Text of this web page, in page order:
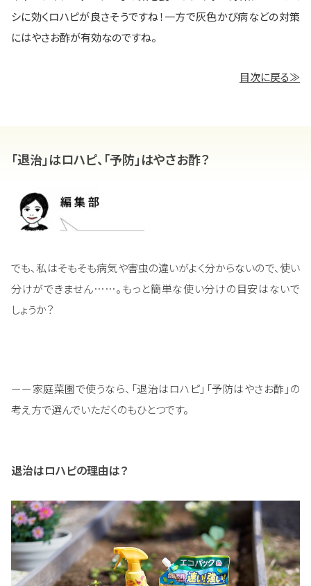
シに効くロハピが良さそうですね！一方で灰色かび病などの対策
にはやさお酢が有効なのですね。
目次に戻る≫
「退治」はロハピ、「予防」はやさお酢？
でも、私はそもそも病気や害虫の違いがよく分からないので、使い
分けができません……。もっと簡単な使い分けの目安はないで
しょうか？
ーー家庭菜園で使うなら、「退治はロハピ」「予防はやさお酢」の
考え方で選んでいただくのもひとつです。
退治はロハピの理由は？